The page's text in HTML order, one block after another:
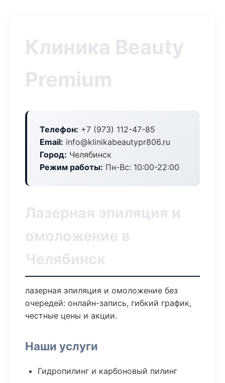
Клиника Beauty
Premium
Телефон: +7 (973) 112-47-85
Email: info@klinikabeautypr806.ru
Город: Челябинск
Режим работы: Пн-Вс: 10:00-22:00
Лазерная эпиляция и
омоложение в
Челябинск
лазерная эпиляция и омоложение без
очередей: онлайн-запись, гибкий график,
честные цены и акции.
Наши услуги
Гидропилинг и карбоновый пилинг